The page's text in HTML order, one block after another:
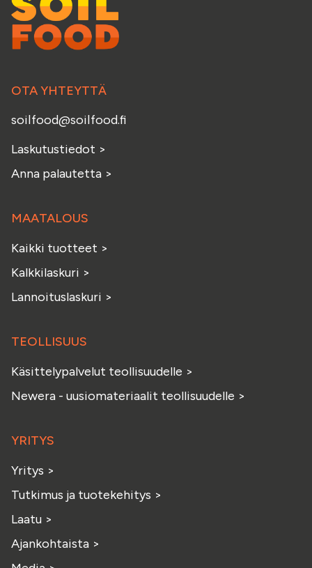
OTA YHTEYTTÄ
soilfood@soilfood.fi
Laskutustiedot >
Anna palautetta >
MAATALOUS
Kaikki tuotteet >
Kalkkilaskuri >
Lannoituslaskuri >
TEOLLISUUS
Käsittelypalvelut teollisuudelle >
Newera - uusiomateriaalit teollisuudelle >
YRITYS
Yritys >
Tutkimus ja tuotekehitys >
Laatu >
Ajankohtaista >